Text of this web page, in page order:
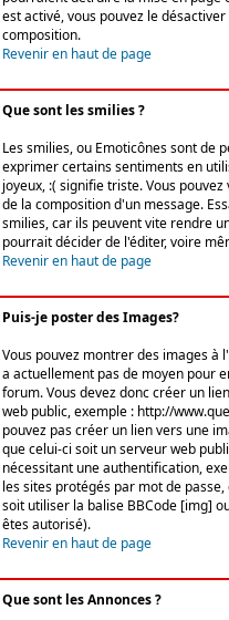
est activé, vous pouvez le
composition.
Revenir en haut de page
Que sont les smilies ?
Les smilies, ou Emoticônes sont de
exprimer certains sentiments en
joyeux, :( signifie triste. Vous
de la composition d'un message.
smilies, car ils peuvent vite rendre
pourrait décider de l'éditer, voire
Revenir en haut de page
Puis-je poster des Images?
Vous pouvez montrer des images à
a actuellement pas de moyen pour
forum. Vous devez donc créer un
web public, exemple : http://
pouvez pas créer un lien vers une
que celui-ci soit un serveur web
nécessitant une authentification,
les sites protégés par mot de
soit utiliser la balise BBCode [img]
êtes autorisé).
Revenir en haut de page
Que sont les Annonces ?